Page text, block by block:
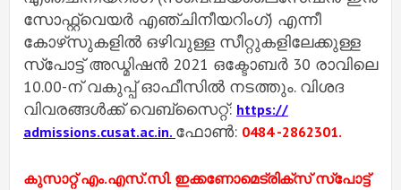
സോഫ്റ്റ്വെയര്‍ എഞ്ചിനീയറിംഗ്) എന്നീ
കോഴ്‌സുകളില്‍ ഒഴിവുള്ള സീറ്റുകളിലേക്കുള്ള
സ്പോട്ട് അഡ്മിഷന്‍ 2021 ഒക്ടോബര്‍ 30 രാവിലെ
10.00-ന് വകുപ്പ് ഓഫീസില്‍ നടത്തും. വിശദ
വിവരങ്ങള്‍ക്ക് വെബ്സൈറ്റ്: https://
admissions.cusat.ac.in. ഫോണ്‍: 0484 -2862301.
കുസാറ്റ് എം.എസ്.സി. ഇക്കണോമെട്രിക്സ് സ്പോട്ട്